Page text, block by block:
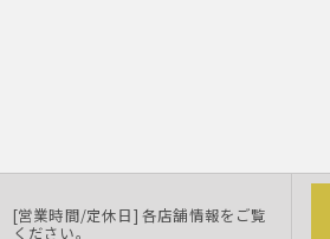
[営業時間/定休日] 各店舗情報をご覧
ください。